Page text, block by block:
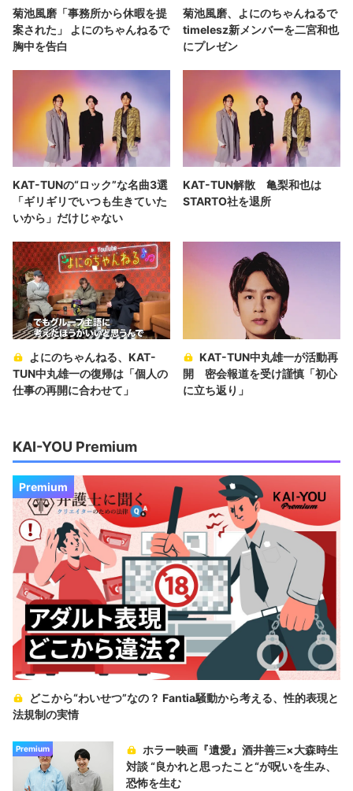
菊池風磨「事務所から休暇を提
案された」 よにのちゃんねるで
胸中を告白
菊池風磨、よにのちゃんねるで
timelesz新メンバーを二宮和也
にプレゼン
KAT-TUNの“ロック”な名曲3選
「ギリギリでいつも生きていた
いから」だけじゃない
KAT-TUN解散 亀梨和也は
STARTO社を退所
よにのちゃんねる、KAT-
TUN中丸雄一の復帰は「個人の
仕事の再開に合わせて」
KAT-TUN中丸雄一が活動再
開 密会報道を受け謹慎「初心
に立ち返り」
KAI-YOU Premium
Premium
どこから“わいせつ”なの？ Fantia騒動から考える、性的表現と
法規制の実情
Premium
ホラー映画『遺愛』酒井善三×大森時生
対談 “良かれと思ったこと“が呪いを生み、
恐怖を生む